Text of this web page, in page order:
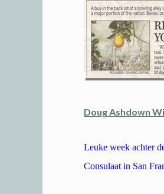
Doug Ashdown
Leuke week achter
Consulaat in San